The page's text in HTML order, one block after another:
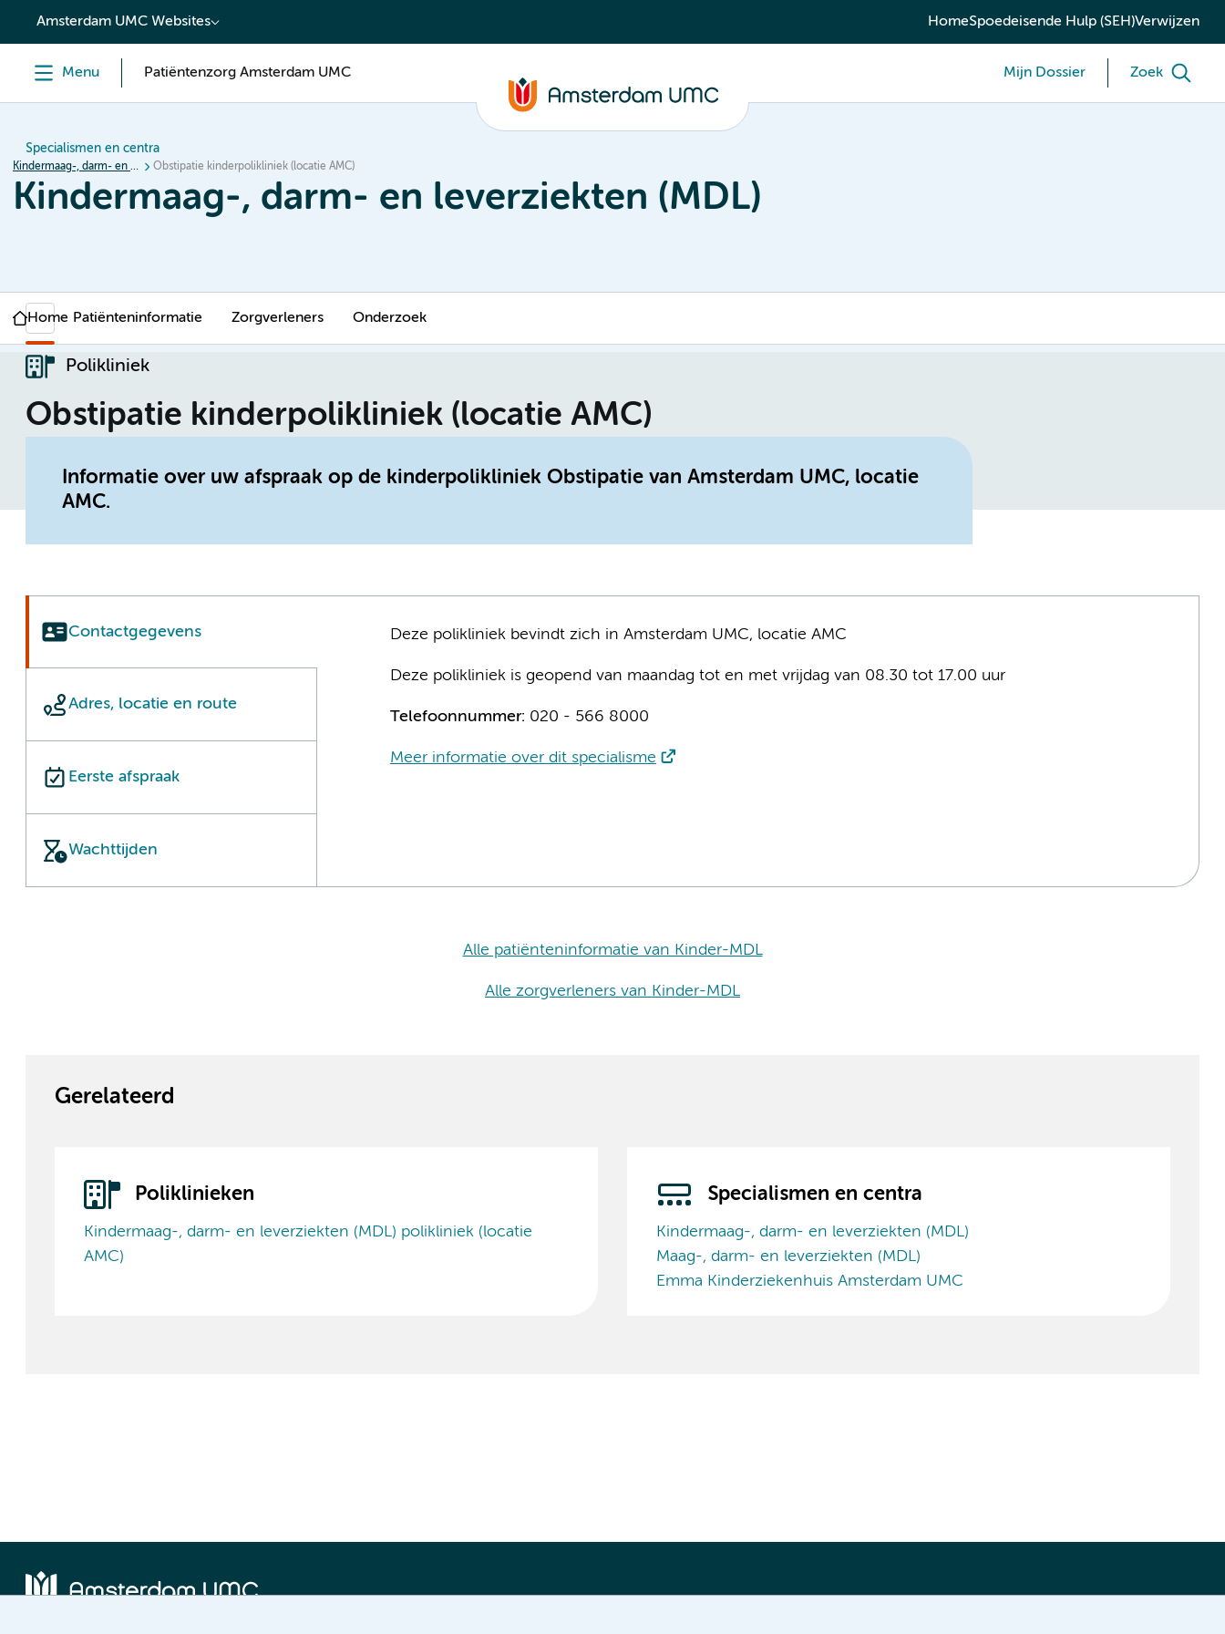
content
Amsterdam UMC Websites HomeSpoedeisende Hulp (SEH)Verwijzen
Menu Patiëntenzorg Amsterdam UMC Mijn Dossier Zoek
Specialismen en centra
Kindermaag-, darm- en leverziekten (MDL) Obstipatie kinderpolikliniek (locatie AMC)
Kindermaag-, darm- en leverziekten (MDL)
Home Patiënteninformatie Zorgverleners Onderzoek
Polikliniek
Obstipatie kinderpolikliniek (locatie AMC)
Informatie over uw afspraak op de kinderpolikliniek Obstipatie van Amsterdam UMC, locatie
AMC.
Contactgegevens
Adres, locatie en route
Eerste afspraak
Wachttijden
Deze polikliniek bevindt zich in Amsterdam UMC, locatie AMC
Deze polikliniek is geopend van maandag tot en met vrijdag van 08.30 tot 17.00 uur
Telefoonnummer: 020 - 566 8000
Meer informatie over dit specialisme
Alle patiënteninformatie van Kinder-MDL
Alle zorgverleners van Kinder-MDL
Gerelateerd
Poliklinieken
Kindermaag-, darm- en leverziekten (MDL) polikliniek (locatie
AMC)
Specialismen en centra
Kindermaag-, darm- en leverziekten (MDL)
Maag-, darm- en leverziekten (MDL)
Emma Kinderziekenhuis Amsterdam UMC